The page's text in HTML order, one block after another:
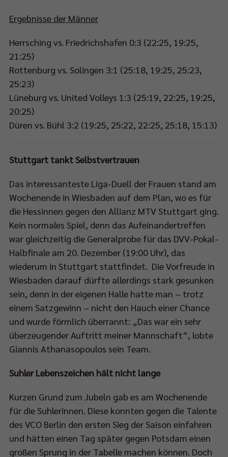
Ergebnisse der Männer
Herrsching vs. Friedrichshafen 0:3 (22:25, 19:25,
21:25)
Rottenburg vs. Solingen 3:1 (25:18, 19:25, 25:23,
25:23)
Lüneburg vs. United Volleys 1:3 (25:19, 22:25, 19:25,
20:25)
Düren vs. Bühl 3:2 (19:25, 25:22, 22:25, 25:18, 15:13)
Stuttgart tankt Selbstvertrauen
Das interessanteste Liga-Duell der Frauen stand am
Wochenende in Wiesbaden auf dem Plan, wo es für
die Hessinnen gegen den Allianz MTV Stuttgart ging.
Kein normales Spiel, denn das Aufeinandertreffen
war gleichzeitig die Generalprobe für das DVV-Pokal-
Halbfinale am 20. Dezember (19:00 Uhr), das
wiederum in Stuttgart stattfindet. Die Vorfreude in
Wiesbaden darauf dürfte allerdings stark gesunken
sein, denn in der eigenen Halle hatte man – trotz
einem Satzgewinn – nicht den Hauch einer Chance
und wurde förmlich überrannt: „Das war ein sehr
überzeugender Auftritt meiner Mannschaft“, lobte
Giannis Athanasopoulos sein Team.
Suhler Lebenszeichen hält nicht lange
Kurzen Grund zum Jubeln gab es am Wochenende
für die Suhlerinnen. Diese konnten gegen die Talente
des VCO Berlin den ersten Sieg der Saison einfahren
und hätten einen Tag später gegen Potsdam einen
großen Sprung in der Tabelle machen können. Doch